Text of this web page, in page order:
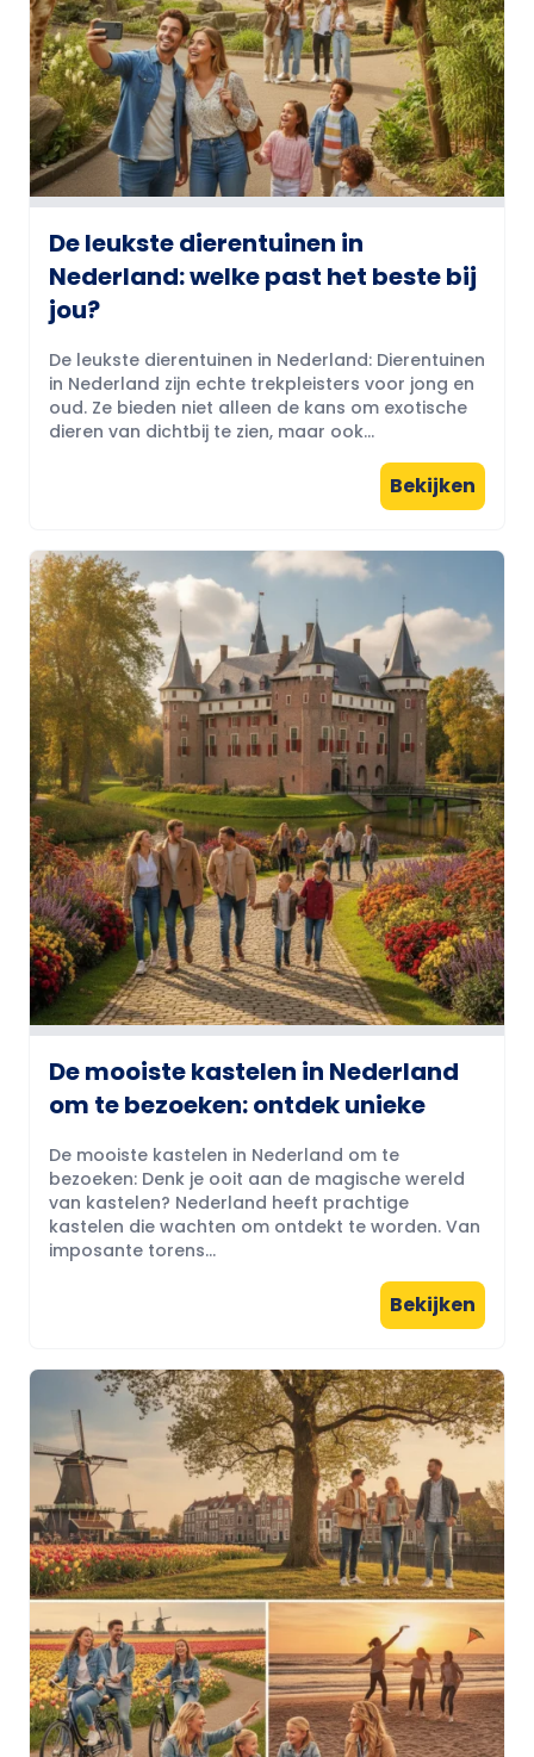
De leukste dierentuinen in
Nederland: welke past het beste bij
jou?
De leukste dierentuinen in Nederland: Dierentuinen
in Nederland zijn echte trekpleisters voor jong en
oud. Ze bieden niet alleen de kans om exotische
dieren van dichtbij te zien, maar ook...
Bekijken
De mooiste kastelen in Nederland
om te bezoeken: ontdek unieke
De mooiste kastelen in Nederland om te
bezoeken: Denk je ooit aan de magische wereld
van kastelen? Nederland heeft prachtige
kastelen die wachten om ontdekt te worden. Van
imposante torens...
Bekijken